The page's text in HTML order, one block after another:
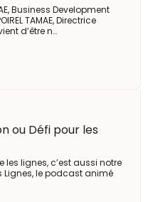
Business Development
TAMAE, Directrice
d’être n…
ou Défi pour les
les lignes, c’est aussi notre
Lignes, le podcast animé